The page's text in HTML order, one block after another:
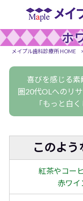
ホ
メイプル歯科診療所 HOME >
喜びを感じる素
圏20代OLへのリ
「もっと白
このよ
紅茶やコー
赤ワイ